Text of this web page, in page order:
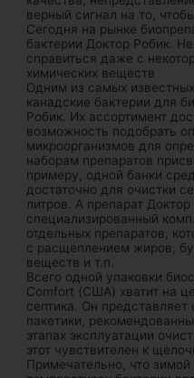
верный сигнал на то,
Сегодня на рынке
бактерии Доктор Робик.
справиться даже с
химических веществ
Одним из самых
канадские бактерии для
Робик. Их ассортимент
возможность подобрать
микроорганизмов для
наборам препаратов
примеру, одной банки
достаточно для очистки
литров. А препарат
специализированный
отдельных препаратов,
с расщеплением жиров,
веществ и т.п.
Всего одной упаковки
Comfort (США) хватит на
септика. Он
пакетики,
этапах эксплуатации
этот чувствителен к
Примечательно, что зимой